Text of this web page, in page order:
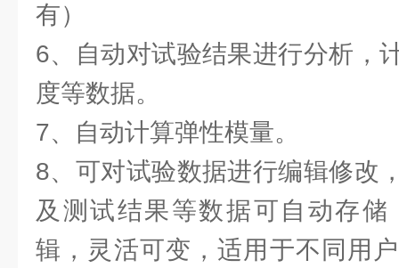
有）
6、自动对试验结果进行分析，
度等数据。
7、自动计算弹性模量。
8、可对试验数据进行编辑修改
及测试结果等数据可自动存
辑，灵活可变，适用于不同用